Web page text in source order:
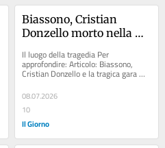
Biassono, Cristian
Donzello morto nella
moto: 4 anni al
presunto organizzatore
Il luogo della tragedia Per
approfondire: Articolo: Biassono,
Cristian Donzello e la tragica gara
clandestina di moto: tre imputati in...
08.07.2026
10
Il Giorno